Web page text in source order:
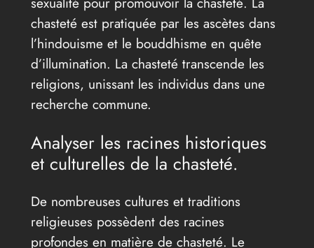
chasteté est pratiquée par les ascètes dans
l’hindouisme et le bouddhisme en quête
d’illumination. La chasteté transcende les
religions, unissant les individus dans une
recherche commune.
Analyser les racines historiques
et culturelles de la chasteté.
De nombreuses cultures et traditions
religieuses possèdent des racines
profondes en matière de chasteté. Le